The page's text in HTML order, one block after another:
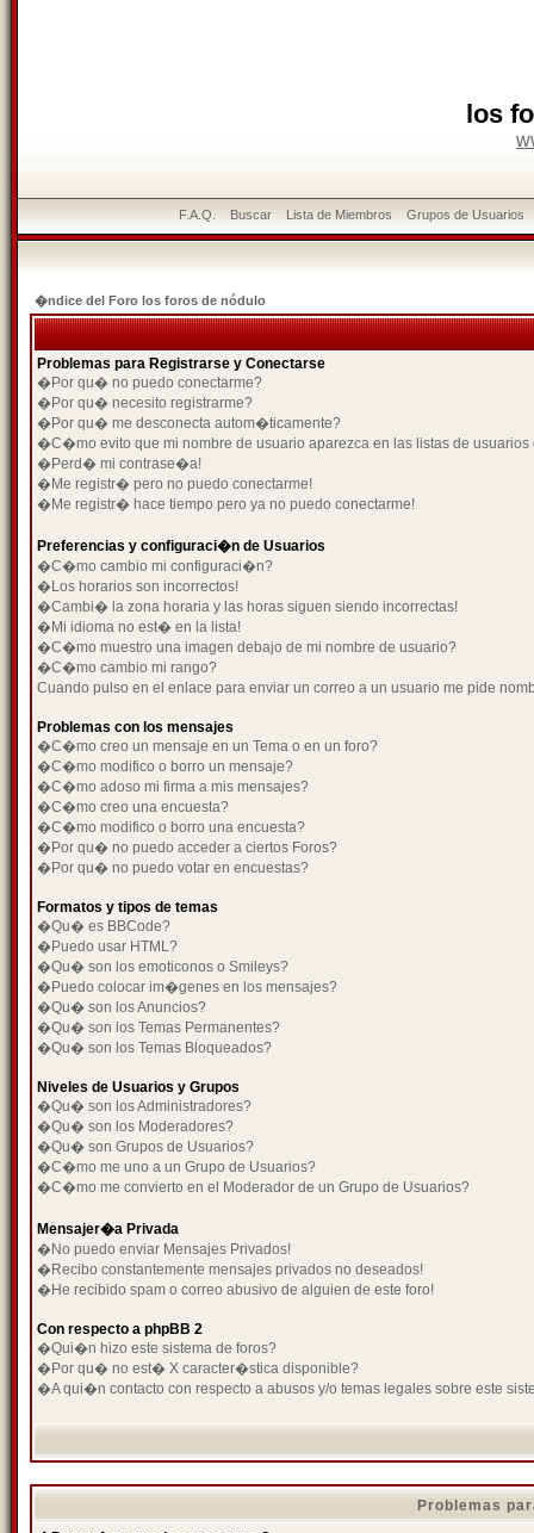
los
F.A.Q. Buscar Lista de Miembros Grupos de Usuarios
�ndice del Foro los foros de nódulo
Problemas para Registrarse y Conectarse
�Por qu� no puedo conectarme?
�Por qu� necesito registrarme?
�Por qu� me desconecta autom�ticamente?
�C�mo evito que mi nombre de usuario aparezca en las listas de usuarios
�Perd� mi contrase�a!
�Me registr� pero no puedo conectarme!
�Me registr� hace tiempo pero ya no puedo conectarme!
Preferencias y configuraci�n de Usuarios
�C�mo cambio mi configuraci�n?
�Los horarios son incorrectos!
�Cambi� la zona horaria y las horas siguen siendo incorrectas!
�Mi idioma no est� en la lista!
�C�mo muestro una imagen debajo de mi nombre de usuario?
�C�mo cambio mi rango?
Cuando pulso en el enlace para enviar un correo a un usuario me pide
Problemas con los mensajes
�C�mo creo un mensaje en un Tema o en un foro?
�C�mo modifico o borro un mensaje?
�C�mo adoso mi firma a mis mensajes?
�C�mo creo una encuesta?
�C�mo modifico o borro una encuesta?
�Por qu� no puedo acceder a ciertos Foros?
�Por qu� no puedo votar en encuestas?
Formatos y tipos de temas
�Qu� es BBCode?
�Puedo usar HTML?
�Qu� son los emoticonos o Smileys?
�Puedo colocar im�genes en los mensajes?
�Qu� son los Anuncios?
�Qu� son los Temas Permanentes?
�Qu� son los Temas Bloqueados?
Niveles de Usuarios y Grupos
�Qu� son los Administradores?
�Qu� son los Moderadores?
�Qu� son Grupos de Usuarios?
�C�mo me uno a un Grupo de Usuarios?
�C�mo me convierto en el Moderador de un Grupo de Usuarios?
Mensajer�a Privada
�No puedo enviar Mensajes Privados!
�Recibo constantemente mensajes privados no deseados!
�He recibido spam o correo abusivo de alguien de este foro!
Con respecto a phpBB 2
�Qui�n hizo este sistema de foros?
�Por qu� no est� X caracter�stica disponible?
�A qui�n contacto con respecto a abusos y/o temas legales sobre este
Problemas